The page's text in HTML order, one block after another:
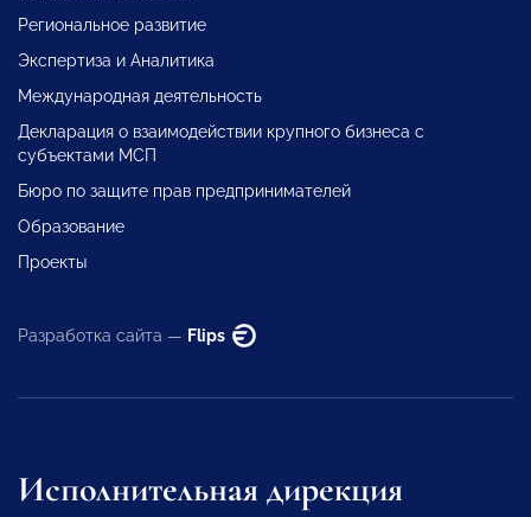
Региональное развитие
Экспертиза и Аналитика
Международная деятельность
Декларация о взаимодействии крупного бизнеса с
субъектами МСП
Бюро по защите прав предпринимателей
Образование
Проекты
Разработка сайта — Flips
Исполнительная дирекция